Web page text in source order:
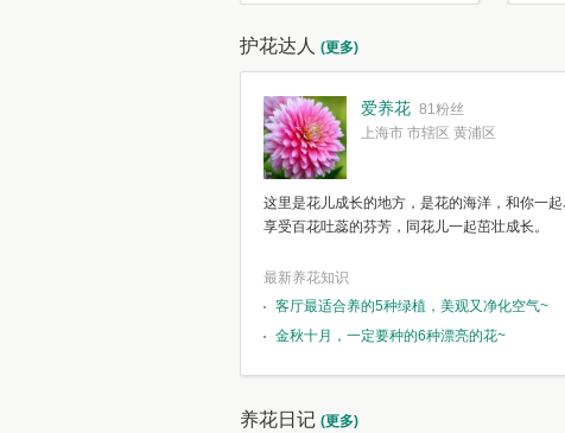
护花达人 (更多)
爱养花 81粉丝
上海市 市辖区 黄浦区
这里是花儿成长的地方，是花的海洋，和你一
享受百花吐蕊的芬芳，同花儿一起茁壮成长。
最新养花知识
客厅最适合养的5种绿植，美观又净化空气~
金秋十月，一定要种的6种漂亮的花~
养花日记 (更多)